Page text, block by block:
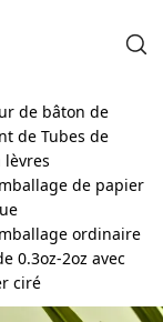
de bâton de
de Tubes de
lèvres
de papier
ordinaire
0.3oz-2oz avec
ciré